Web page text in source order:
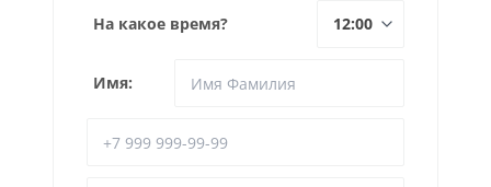
На какое время?
Имя: